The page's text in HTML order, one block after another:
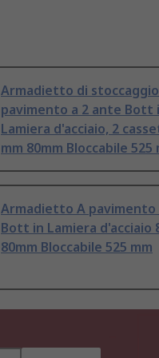
Armadietto di
pavimento a 2 ante Bott
Lamiera d'acciaio, 2
mm 80mm Bloccabile 525
Armadietto A pavimento
Bott in Lamiera d'acciaio
80mm Bloccabile 525 mm